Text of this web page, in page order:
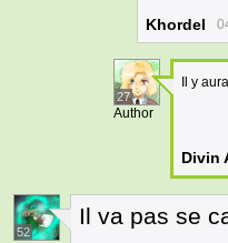
Khordel
27
Author
Il y
Divin
52
Il va pas se